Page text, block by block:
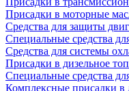
Присадки в моторные
Средства для защиты
Специальныe средства
Средства для системы
Присадки в дизельное
Спeциальные средства
Комплексные присадки в